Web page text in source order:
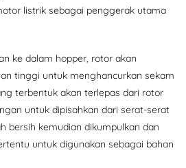
listrik sebagai penggerak utama
ke dalam hopper, rotor akan
tinggi untuk menghancurkan sekam
terbentuk akan terlepas dari rotor
untuk dipisahkan dari serat-serat
bersih kemudian dikumpulkan dan
untuk digunakan sebagai bahan